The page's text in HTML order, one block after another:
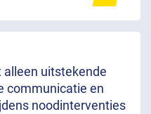
alleen uitstekende
communicatie en
noodinterventies